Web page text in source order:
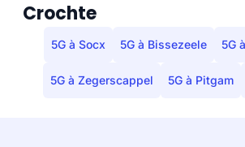
Crochte
5G à Socx 5G à Bissezeele 5G
5G à Zegerscappel 5G à Pitgam